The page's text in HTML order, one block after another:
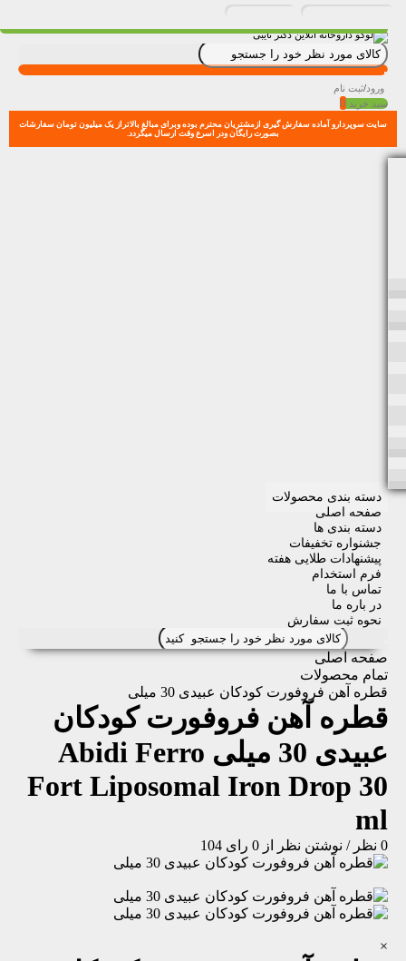
ورود/ثبت نام
سبد خرید 0
سایت سوپردارو آماده سفارش گیری ازمشتریان محترم بوده وبرای مبالغ بالاتراز یک میلیون تومان سفارشات
بصورت رایگان ودر اسرع وقت ارسال میگردد.
دسته بندی محصولات
صفحه اصلی
دسته بندی ها
جشنواره تخفیفات
پیشنهادات طلایی هفته
فرم استخدام
تماس با ما
در باره ما
نحوه ثبت سفارش
صفحه اصلی
تمام محصولات
قطره آهن فروفورت کودکان عبیدی 30 میلی
قطره آهن فروفورت کودکان
عبیدی 30 میلی
Abidi Ferro
Fort Liposomal Iron Drop 30
ml
0 نظر / نوشتن نظر از 0 رای 104
×